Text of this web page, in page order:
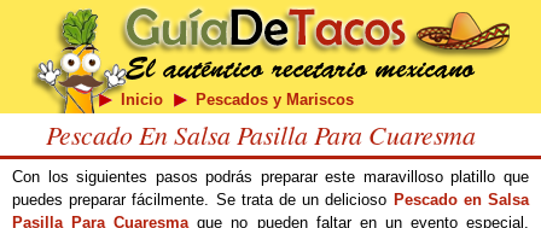
Inicio Pescados y Mariscos
Pescado En Salsa Pasilla Para Cuaresma
Con los siguientes pasos podrás preparar este maravilloso platillo que
puedes preparar fácilmente. Se trata de un delicioso Pescado en Salsa
Pasilla Para Cuaresmaque no pueden faltar en un evento especial.